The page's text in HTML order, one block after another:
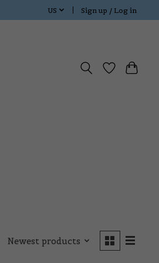
US Sign up / Log in
Newest products